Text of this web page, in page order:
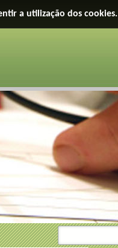
a utilização dos cookies.